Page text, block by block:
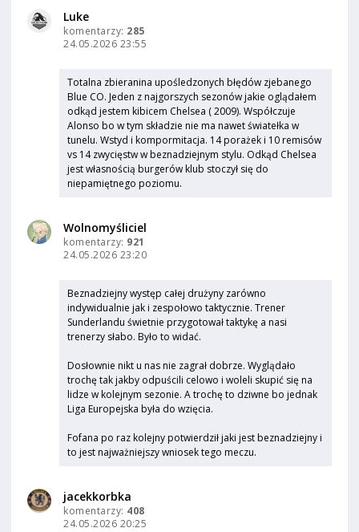
Luke
komentarzy: 285
24.05.2026 23:55
Totalna zbieranina upośledzonych błędów zjebanego
Blue CO. Jeden z najgorszych sezonów jakie oglądałem
odkąd jestem kibicem Chelsea ( 2009). Współczuje
Alonso bo w tym składzie nie ma nawet światełka w
tunelu. Wstyd i kompormitacja. 14 porażek i 10 remisów
vs 14 zwycięstw w beznadziejnym stylu. Odkąd Chelsea
jest własnością burgerów klub stoczył się do
niepamiętnego poziomu.
Wolnomyśliciel
komentarzy: 921
24.05.2026 23:20
Beznadziejny występ całej drużyny zarówno
indywidualnie jak i zespołowo taktycznie. Trener
Sunderlandu świetnie przygotował taktykę a nasi
trenerzy słabo. Było to widać.
Dosłownie nikt u nas nie zagrał dobrze. Wyglądało
trochę tak jakby odpuścili celowo i woleli skupić się na
lidze w kolejnym sezonie. A trochę to dziwne bo jednak
Liga Europejska była do wzięcia.
Fofana po raz kolejny potwierdził jaki jest beznadziejny i
to jest najważniejszy wniosek tego meczu.
jacekkorbka
komentarzy: 408
24.05.2026 20:25